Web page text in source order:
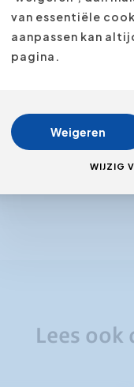
ontwikkelen
hoe lost u
een nieuwe
omgaan met je
goed. U wilt daar
en privé
communicatie.
Lees ook
van essentiële
aanpassen kan
pagina.
Weigeren
WIJZIG